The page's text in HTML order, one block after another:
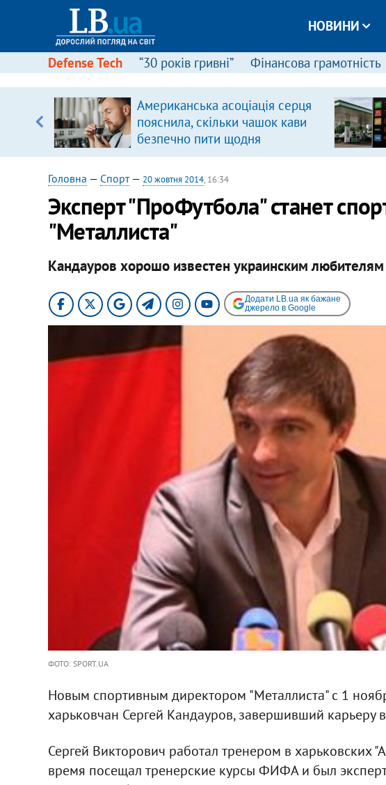
НОВИНИ
Defense Tech “30 років гривні” Фінансова грамотність
Американська асоціація серця
пояснила, скільки чашок кави
безпечно пити щодня
Головна — Спорт— 20 жовтня 2014, 16:34
Эксперт "ПроФутбола" станет
"Металлиста"
Кандауров хорошо известен украинским
Додати LB.ua як бажане
джерело в Google
ФОТО: SPORT.UA
Новым спортивным директором "Металлиста" с 1
харьковчан Сергей Кандауров, завершивший карьеру
Сергей Викторович работал тренером в харьковских
время посещал тренерские курсы ФИФА и был